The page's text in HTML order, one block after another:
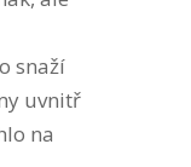
snaží
uvnitř
na